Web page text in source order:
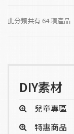
此分類共有 64 項產品
DIY素材
兒童專區
特惠商品